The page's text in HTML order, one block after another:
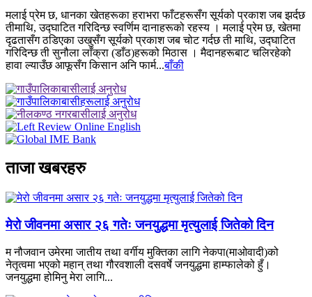
मलाई प्रेम छ, धानका खेतहरूका हराभरा फाँटहरूसँग सूर्यको प्रकाश जब झर्दछ
तीमाथि, उद्घाटित गरिदिन्छ स्वर्णिम दानाहरूको रहस्य । मलाई प्रेम छ, खेतमा
दृढतासँग ठडिएका उखुसँग सूर्यको प्रकाश जब चोट गर्दछ ती माथि, उद्घाटित
गरिदिन्छ ती सुनौला लाँक्रा (डाँठ)हरूको मिठास । मैदानहरूबाट चलिरहेको
हावा ल्याउँछ आफूसँग किसान अनि फार्म...बाँकी
ताजा खबरहरु
मेरो जीवनमा असार २६ गतेः जनयुद्धमा मृत्युलाई जितेको दिन
म नौजवान उमेरमा जातीय तथा वर्गीय मुक्तिका लागि नेकपा(माओवादी)को
नेतृत्वमा भएको महान् तथा गौरवशाली दसवर्षे जनयुद्धमा हाम्फालेको हुँ।
जनयुद्धमा होमिनु मेरा लागि...